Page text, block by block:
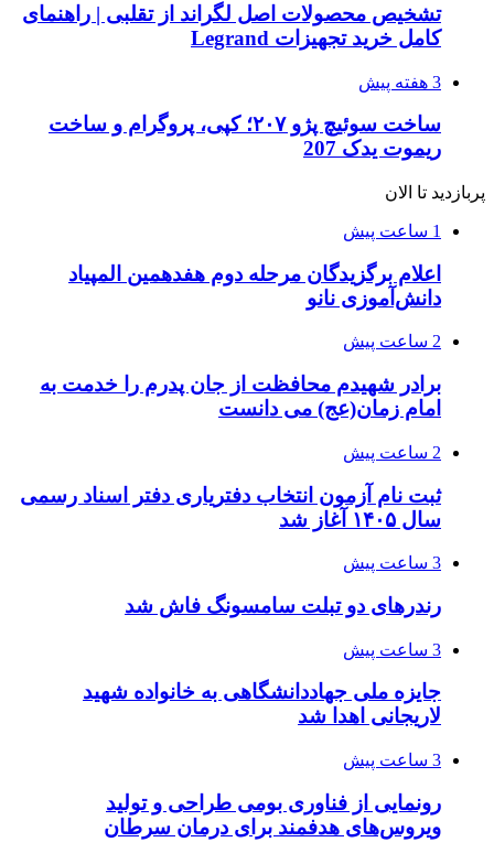
تشخیص محصولات اصل لگراند از تقلبی | راهنمای
کامل خرید تجهیزات Legrand
3 هفته پیش
ساخت سوئیچ پژو ۲۰۷؛ کپی، پروگرام و ساخت
ریموت یدک 207
پربازدید تا الان
1 ساعت پیش
اعلام برگزیدگان مرحله دوم هفدهمین المپیاد
دانش‌آموزی نانو
2 ساعت پیش
برادر شهیدم محافظت از جان پدرم را خدمت به
امام زمان(عج) می دانست
2 ساعت پیش
ثبت نام آزمون انتخاب دفتریاری دفتر اسناد رسمی
سال ۱۴۰۵ آغاز شد
3 ساعت پیش
رندرهای دو تبلت سامسونگ فاش شد
3 ساعت پیش
جایزه ملی جهاددانشگاهی به خانواده شهید
لاریجانی اهدا شد
3 ساعت پیش
رونمایی از فناوری بومی طراحی و تولید
ویروس‌های هدفمند برای درمان سرطان